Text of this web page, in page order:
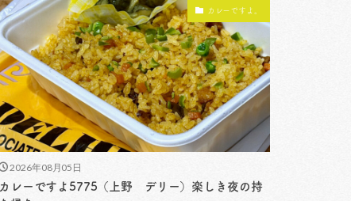
カレーですよ。
2026年08月05日
カレーですよ5775（上野 デリー）楽しき夜の持